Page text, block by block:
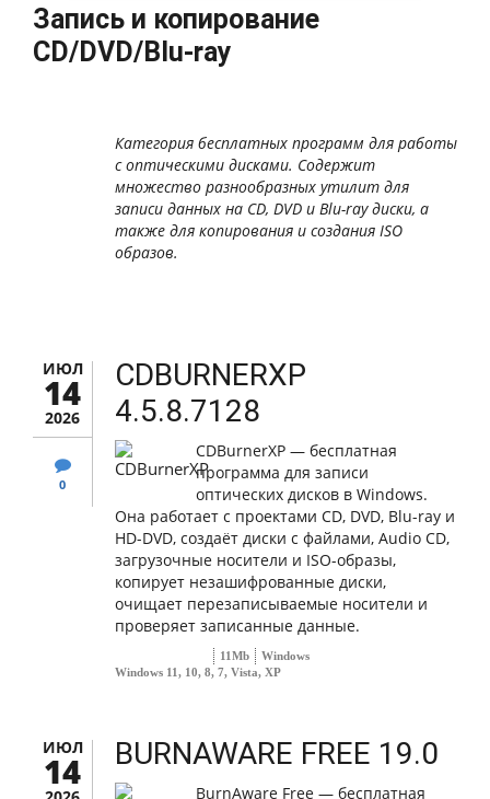
Запись и копирование
CD/DVD/Blu-ray
Категория бесплатных программ для работы
с оптическими дисками. Содержит
множество разнообразных утилит для
записи данных на CD, DVD и Blu-ray диски, а
также для копирования и создания ISO
образов.
ИЮЛ
14
2026
0
CDBURNERXP
4.5.8.7128
CDBurnerXP — бесплатная
программа для записи
оптических дисков в Windows.
Она работает с проектами CD, DVD, Blu-ray и
HD-DVD, создаёт диски с файлами, Audio CD,
загрузочные носители и ISO-образы,
копирует незашифрованные диски,
очищает перезаписываемые носители и
проверяет записанные данные.
11Mb
Windows
Windows 11, 10, 8, 7, Vista, XP
ИЮЛ
14 BURNAWARE FREE 19.0
BurnAware Free — бесплатная